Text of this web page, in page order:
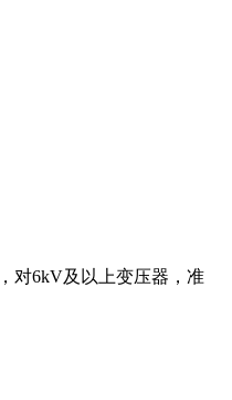
对6kV及以上变压器，准